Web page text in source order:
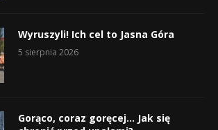
Wyruszyli! Ich cel to Jasna Góra
5 sierpnia 2026
Gorąco, coraz goręcej… Jak się